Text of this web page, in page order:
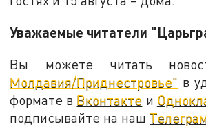
Уважаемые читатели
Вы можете читать
Молдавия/Приднестровье" в
формате в Вконтакте и
подписывайте на наш